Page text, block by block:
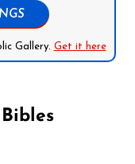
Gallery. Get it here